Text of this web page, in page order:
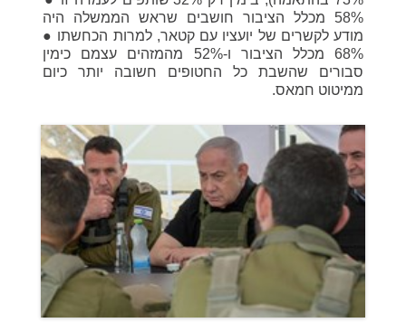
58% מכלל הציבור חושבים שראש הממשלה היה
מודע לקשרים של יועציו עם קטאר, למרות הכחשתו ●
68% מכלל הציבור ו-52% מהמזהים עצמם כימין
סבורים שהשבת כל החטופים חשובה יותר כיום
ממיטוט חמאס.